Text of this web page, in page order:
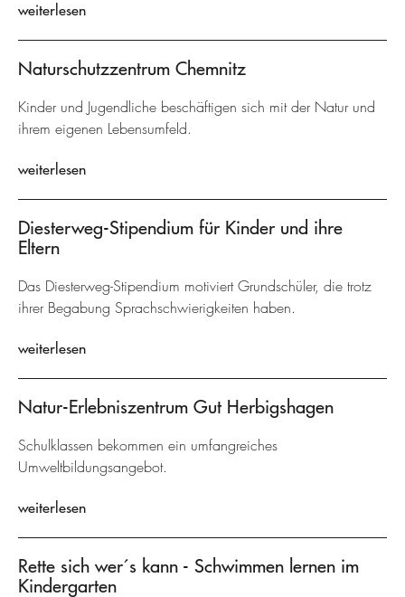
weiterlesen
Naturschutzzentrum Chemnitz
Kinder und Jugendliche beschäftigen sich mit der Natur und
ihrem eigenen Lebensumfeld.
weiterlesen
Diesterweg-Stipendium für Kinder und ihre
Eltern
Das Diesterweg-Stipendium motiviert Grundschüler, die trotz
ihrer Begabung Sprachschwierigkeiten haben.
weiterlesen
Natur-Erlebniszentrum Gut Herbigshagen
Schulklassen bekommen ein umfangreiches
Umweltbildungsangebot.
weiterlesen
Rette sich wer´s kann - Schwimmen lernen im
Kindergarten